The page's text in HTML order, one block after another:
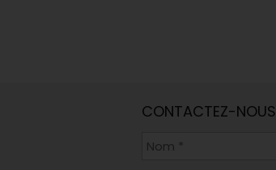
CONTACTEZ-NOUS